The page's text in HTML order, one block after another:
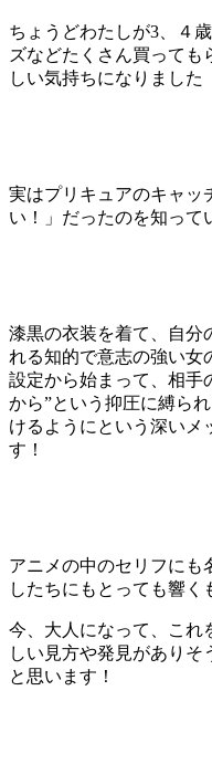
ちょうどわたしが3、４
ズなどたくさん買っても
しい気持ちになりました
実はプリキュアのキャッ
い！」だったのを知って
漆黒の衣装を着て、自分
れる知的で意志の強い女
設定から始まって、相手
から”という抑圧に縛ら
けるようにという深いメ
す！
アニメの中のセリフにも
したちにもとっても響く
今、大人になって、これ
しい見方や発見がありそ
と思います！